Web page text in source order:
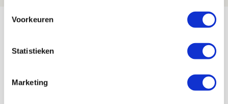
Voorkeuren
Statistieken
Marketing
Bekijk meer
AUG